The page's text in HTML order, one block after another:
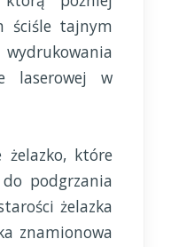
ściśle tajnym
laserowej w
żelazko, które
podgrzania
żelazka
znamionowa